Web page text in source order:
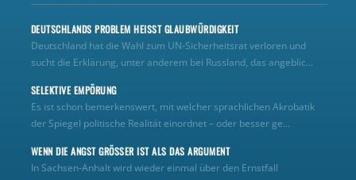
DEUTSCHLANDS PROBLEM HEISST GLAUBWÜRDIGKEIT
Deutschland hat die Wahl zum UN‑Sicherheitsrat verloren und
sucht die Erklärung, unter anderem bei Russland, das angeblic...
SELEKTIVE EMPÖRUNG
Es ist schon bemerkenswert, mit welcher sprachlichen Akrobatik
der Spiegel politische Realität einordnet – oder besser ge...
WENN DIE ANGST GRÖSSER IST ALS DAS ARGUMENT
In Sachsen-Anhalt wird wieder einmal über den Ernstfall